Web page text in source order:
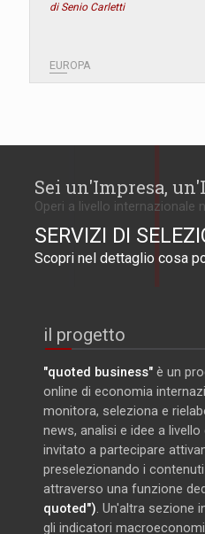
di Senio Carletti
EUROPA
Sei un'Impresa,
Operi a livello internazionale
SERVIZI DI
Scopri nel dettaglio cosa
il progetto
"quoted business" è un
online di economia
monitora, seleziona e
news, analisi e idee a
invitato a partecipare
preselezionando i
attraverso una funzione
quoted"). Un'altra sezione
gli indicatori